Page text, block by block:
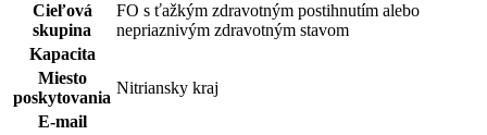
Cieľová
skupina
FO s ťažkým zdravotným postihnutím alebo
nepriaznivým zdravotným stavom
Kapacita
Miesto
poskytovania
Nitriansky kraj
E-mail